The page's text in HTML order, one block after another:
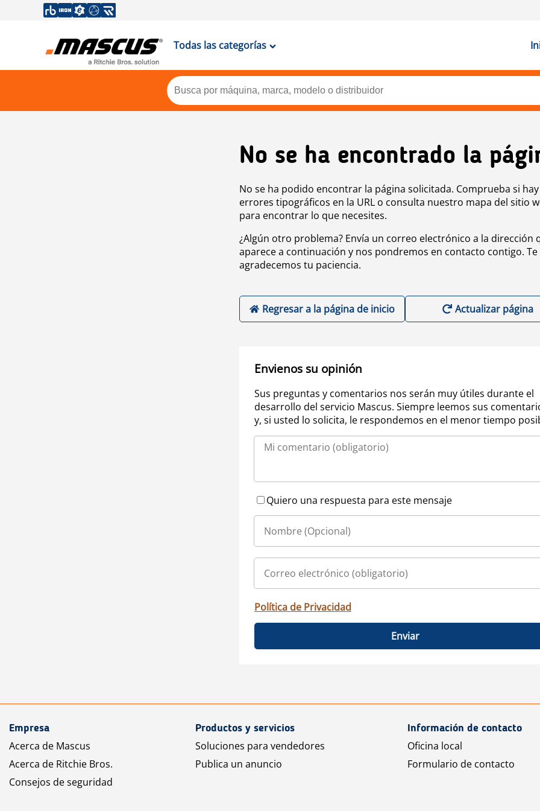
Todas las categorías
No se ha encontrado la
No se ha podido encontrar la página solicitada. Comprueba si hay
errores tipográficos en la URL o consulta nuestro mapa del sitio
para encontrar lo que necesites.
¿Algún otro problema? Envía un correo electrónico a la dirección
aparece a continuación y nos pondremos en contacto contigo. Te
agradecemos tu paciencia.
Regresar a la página de inicio Actualizar página
Envienos su opinión
Sus preguntas y comentarios nos serán muy útiles durante el
desarrollo del servicio Mascus. Siempre leemos sus
y, si usted lo solicita, le respondemos en el menor tiempo
Quiero una respuesta para este mensaje
Política de Privacidad
Enviar
Empresa
Acerca de Mascus
Acerca de Ritchie Bros.
Consejos de seguridad
Productos y servicios
Soluciones para vendedores
Publica un anuncio
Información de contacto
Oficina local
Formulario de contacto